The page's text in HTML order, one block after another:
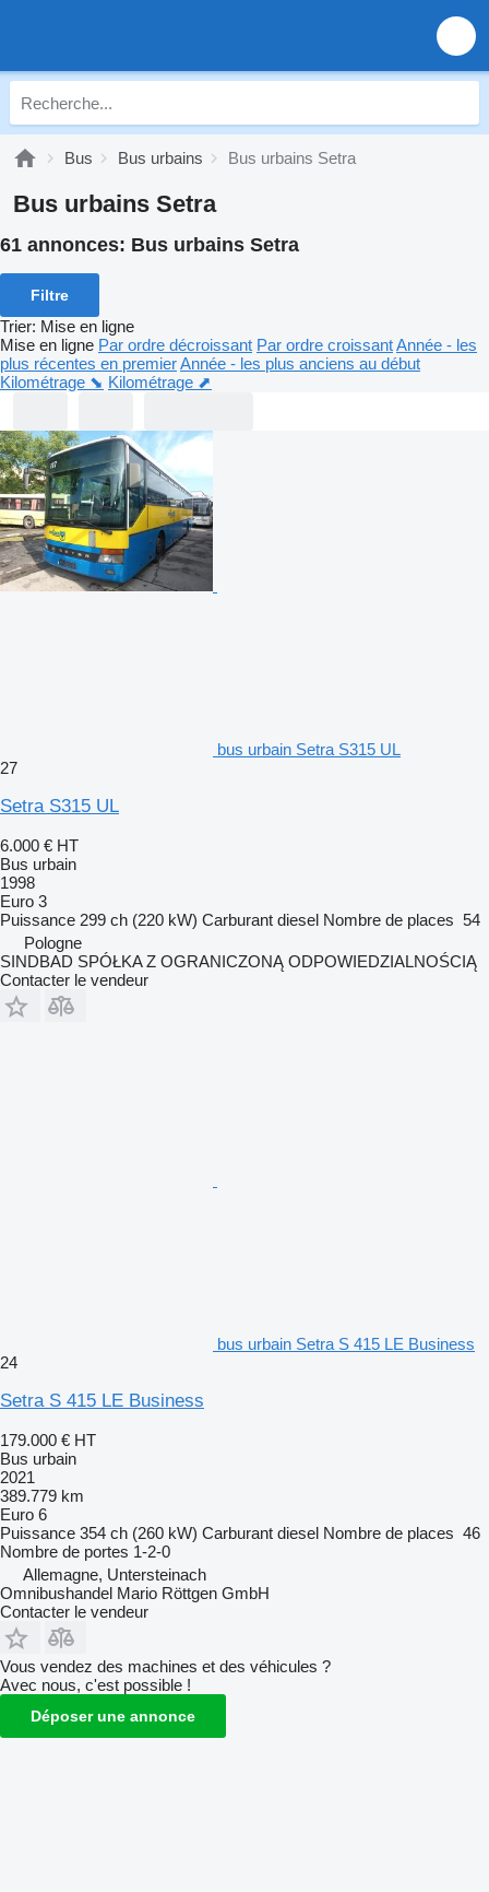
Bus Bus urbains Bus urbains Setra
Bus urbains Setra
61 annonces: Bus urbains Setra
Filtre
Trier: Mise en ligne
Mise en ligne Par ordre décroissant Par ordre croissantAnnée - les
plus récentes en premierAnnée - les plus anciens au début
Kilométrage ⬊ Kilométrage ⬈
bus urbain Setra S315 UL
27
Setra S315 UL
6.000 € HT
Bus urbain
1998
Euro 3
Puissance 299 ch (220 kW) Carburant diesel Nombre de places 54
Pologne
SINDBAD SPÓŁKA Z OGRANICZONĄ ODPOWIEDZIALNOŚCIĄ
Contacter le vendeur
bus urbain Setra S 415 LE Business
24
Setra S 415 LE Business
179.000 € HT
Bus urbain
2021
389.779 km
Euro 6
Puissance 354 ch (260 kW) Carburant diesel Nombre de places 46
Nombre de portes 1-2-0
Allemagne, Untersteinach
Omnibushandel Mario Röttgen GmbH
Contacter le vendeur
Vous vendez des machines et des véhicules ?
Avec nous, c'est possible !
Déposer une annonce